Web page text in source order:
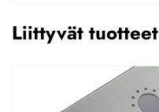
Liittyvät tuotteet